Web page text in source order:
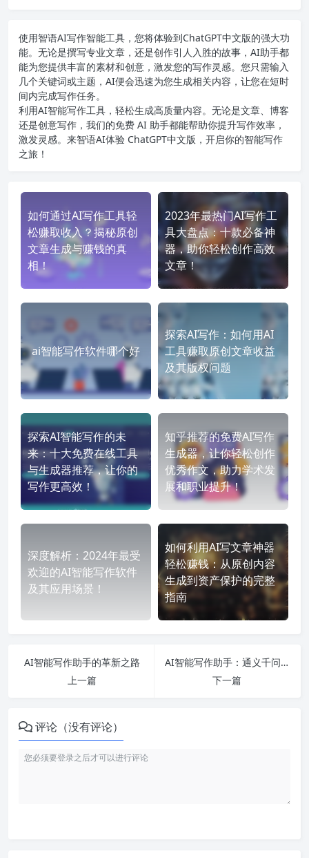
使用智语AI写作智能工具，您将体验到ChatGPT中文版的强大功
能。无论是撰写专业文章，还是创作引人入胜的故事，AI助手都
能为您提供丰富的素材和创意，激发您的写作灵感。您只需输入
几个关键词或主题，AI便会迅速为您生成相关内容，让您在短时
间内完成写作任务。
利用AI智能写作工具，轻松生成高质量内容。无论是文章、博客
还是创意写作，我们的免费 AI 助手都能帮助你提升写作效率，
激发灵感。来智语AI体验 ChatGPT中文版 ，开启你的智能写作
之旅！
如何通过AI写作工具轻
松赚取收入？揭秘原创
文章生成与赚钱的真
相！
2023年最热门AI写作工
具大盘点：十款必备神
器，助你轻松创作高效
文章！
ai智能写作软件哪个好
探索AI写作：如何用AI
工具赚取原创文章收益
及其版权问题
探索AI智能写作的未
来：十大免费在线工具
与生成器推荐，让你的
写作更高效！
知乎推荐的免费AI写作
生成器，让你轻松创作
优秀作文，助力学术发
展和职业提升！
深度解析：2024年最受
欢迎的AI智能写作软件
及其应用场景！
如何利用AI写文章神器
轻松赚钱：从原创内容
生成到资产保护的完整
指南
AI智能写作助手的革新之路
上一篇
AI智能写作助手：通义千问中的文心一言
下一篇
评论（没有评论）